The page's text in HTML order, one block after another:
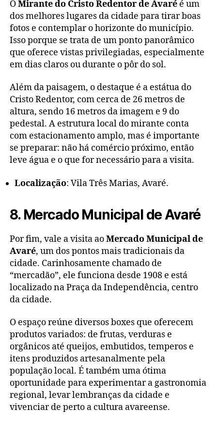
OMirante do Cristo Redentor de Avaré é um
dos melhores lugares da cidade para tirar boas
fotos e contemplar o horizonte do município.
Isso porque se trata de um ponto panorâmico
que oferece vistas privilegiadas, especialmente
em dias claros ou durante o pôr do sol.
Além da paisagem, o destaque é a estátua do
Cristo Redentor, com cerca de 26 metros de
altura, sendo 16 metros da imagem e 9 do
pedestal. A estrutura local do mirante conta
com estacionamento amplo, mas é importante
se preparar: não há comércio próximo, então
leve água e o que for necessário para a visita.
Localização: Vila Três Marias, Avaré.
8. Mercado Municipal de Avaré
Por fim, vale a visita aoMercado Municipal de
Avaré, um dos pontos mais tradicionais da
cidade. Carinhosamente chamado de
“mercadão”, ele funciona desde 1908 e está
localizado na Praça da Independência, centro
da cidade.
O espaço reúne diversos boxes que oferecem
produtos variados: de frutas, verduras e
orgânicos até queijos, embutidos, temperos e
itens produzidos artesanalmente pela
população local. É também uma ótima
oportunidade para experimentar a gastronomia
regional, levar lembranças da cidade e
vivenciar de perto a cultura avareense.